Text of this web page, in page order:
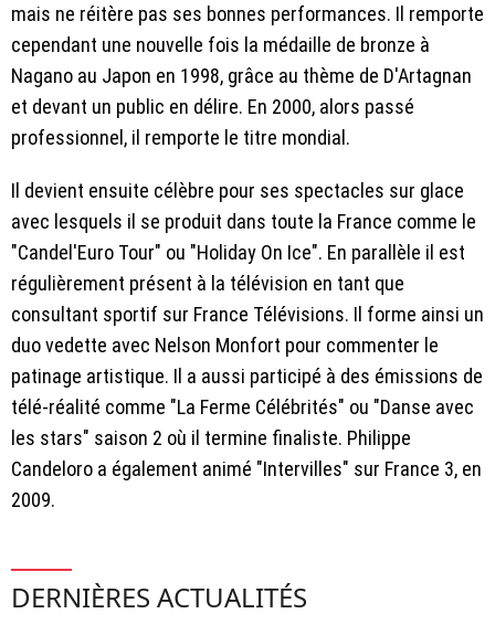
mais ne réitère pas ses bonnes performances. Il remporte
cependant une nouvelle fois la médaille de bronze à
Nagano au Japon en 1998, grâce au thème de D'Artagnan
et devant un public en délire. En 2000, alors passé
professionnel, il remporte le titre mondial.
Il devient ensuite célèbre pour ses spectacles sur glace
avec lesquels il se produit dans toute la France comme le
"Candel'Euro Tour" ou "Holiday On Ice". En parallèle il est
régulièrement présent à la télévision en tant que
consultant sportif sur France Télévisions. Il forme ainsi un
duo vedette avec Nelson Monfort pour commenter le
patinage artistique. Il a aussi participé à des émissions de
télé-réalité comme "La Ferme Célébrités" ou "Danse avec
les stars" saison 2 où il termine finaliste. Philippe
Candeloro a également animé "Intervilles" sur France 3, en
2009.
DERNIÈRES ACTUALITÉS